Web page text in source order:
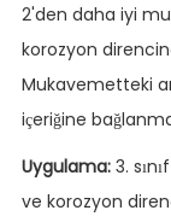
2'den daha iyi
korozyon
Mukavemetteki
içeriğine
Uygulama:3.
ve korozyon